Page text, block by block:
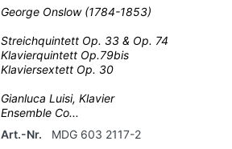
George Onslow (1784-1853)
Streichquintett Op. 33 & Op. 74
Klavierquintett Op.79bis
Klaviersextett Op. 30
Gianluca Luisi, Klavier
Ensemble Co...
Art.-Nr.
MDG 603 2117-2